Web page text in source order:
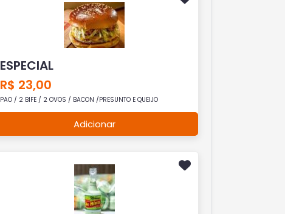
ESPECIAL
R$ 23,00
PAO / 2 BIFE / 2 OVOS / BACON /PRESUNTO E QUEIJO
Adicionar